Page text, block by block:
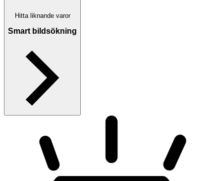
Hitta liknande varor
Smart bildsökning